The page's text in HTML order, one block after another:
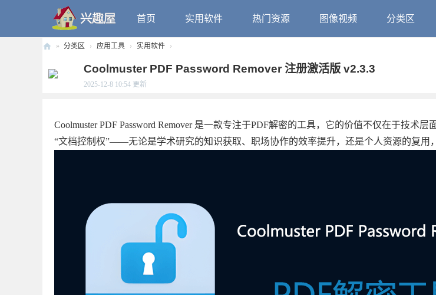
首页 实用软件 热门资源 图像视频 分类区
趣
» 分类区 › 应用工具 › 实用软件 ›
Coolmuster PDF Password Remover 注册激活版 v2.3.3
2025-12-8 10:54 更新
Coolmuster PDF Password Remover 是一款专注于PDF解密的工具，它的价值不仅在于技术
“文档控制权”——无论是学术研究的知识获取、职场协作的效率提升，还是个人资源的复用